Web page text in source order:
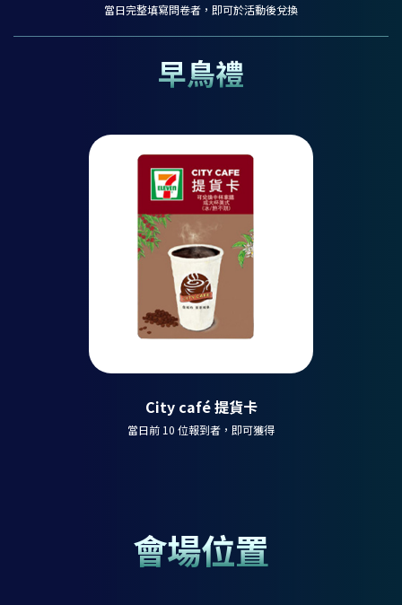
當日完整填寫問卷者，即可於活動後兌換
早鳥禮
City café 提貨卡
當日前 10 位報到者，即可獲得
會場位置